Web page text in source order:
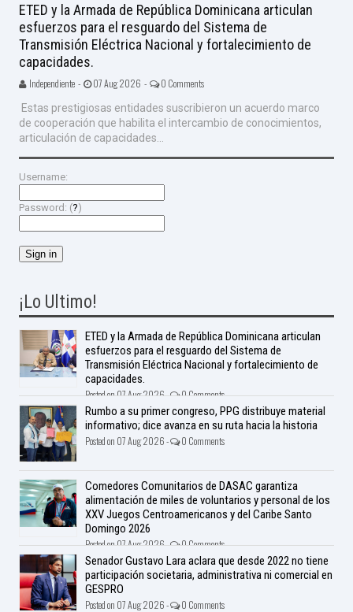
ETED y la Armada de República Dominicana articulan
esfuerzos para el resguardo del Sistema de
Transmisión Eléctrica Nacional y fortalecimiento de
capacidades.
Independiente - 07 Aug 2026 - 0 Comments
Estas prestigiosas entidades suscribieron un acuerdo marco
de cooperación que habilita el intercambio de conocimientos,
articulación de capacidades...
Username:
Password: (?)
¡Lo Ultimo!
ETED y la Armada de República Dominicana articulan
esfuerzos para el resguardo del Sistema de
Transmisión Eléctrica Nacional y fortalecimiento de
capacidades.
Posted on 07 Aug 2026 - 0 Comments
Rumbo a su primer congreso, PPG distribuye material
informativo; dice avanza en su ruta hacia la historia
Posted on 07 Aug 2026 - 0 Comments
Comedores Comunitarios de DASAC garantiza
alimentación de miles de voluntarios y personal de los
XXV Juegos Centroamericanos y del Caribe Santo
Domingo 2026
Posted on 07 Aug 2026 - 0 Comments
Senador Gustavo Lara aclara que desde 2022 no tiene
participación societaria, administrativa ni comercial en
GESPRO
Posted on 07 Aug 2026 - 0 Comments